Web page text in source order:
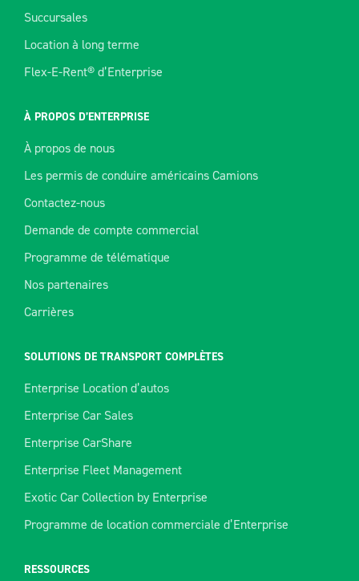
Succursales
Location à long terme
Flex-E-Rent® d’Enterprise
À PROPOS D’ENTERPRISE
À propos de nous
Les permis de conduire américains Camions
Contactez-nous
Demande de compte commercial
Programme de télématique
Nos partenaires
Carrières
SOLUTIONS DE TRANSPORT COMPLÈTES
Enterprise Location d’autos
Enterprise Car Sales
Enterprise CarShare
Enterprise Fleet Management
Exotic Car Collection by Enterprise
Programme de location commerciale d’Enterprise
RESSOURCES